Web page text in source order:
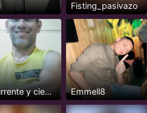
Fisting_pasivazo
Ocurrente y cientifico Emmell8